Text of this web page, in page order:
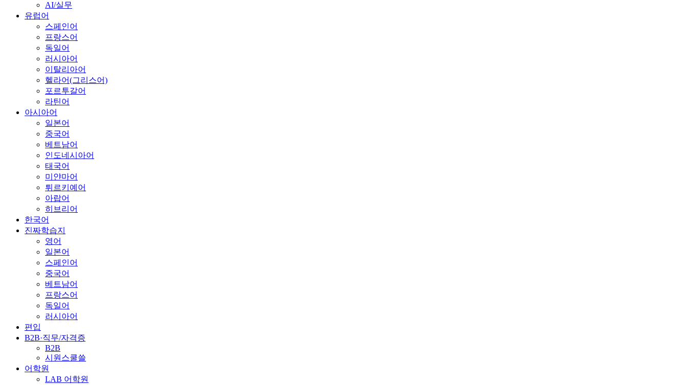
AI/실무
유럽어
스페인어
프랑스어
독일어
러시아어
이탈리아어
헬라어(그리스어)
포르투갈어
라틴어
아시아어
일본어
중국어
베트남어
인도네시아어
태국어
미얀마어
튀르키예어
아랍어
히브리어
한국어
진짜학습지
영어
일본어
스페인어
중국어
베트남어
프랑스어
독일어
러시아어
편입
B2B·직무/자격증
B2B
시원스쿨쓸
어학원
LAB 어학원